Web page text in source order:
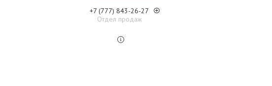
+7 (777) 843-26-27
Отдел продаж